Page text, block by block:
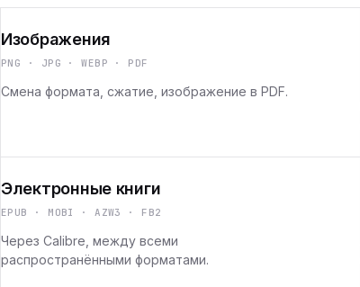
Изображения
PNG · JPG · WEBP · PDF
Смена формата, сжатие, изображение в PDF.
Электронные книги
EPUB · MOBI · AZW3 · FB2
Через Calibre, между всеми
распространёнными форматами.